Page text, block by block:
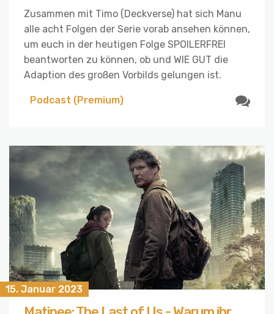
Zusammen mit Timo (Deckverse) hat sich Manu
alle acht Folgen der Serie vorab ansehen können,
um euch in der heutigen Folge SPOILERFREI
beantworten zu können, ob und WIE GUT die
Adaption des großen Vorbilds gelungen ist.
Podcast (Premium)
15. Januar 2023